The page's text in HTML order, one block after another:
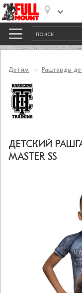
Детям Рашгарды
ДЕТСКИЙ
MASTER SS